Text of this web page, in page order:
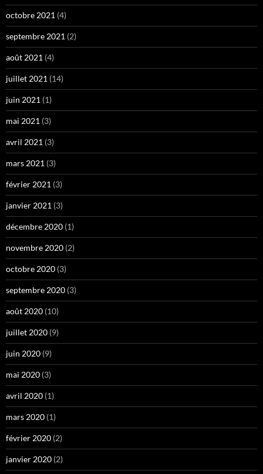
octobre 2021 (4)
septembre 2021 (2)
août 2021 (4)
juillet 2021 (14)
juin 2021 (1)
mai 2021 (3)
avril 2021 (3)
mars 2021 (3)
février 2021 (3)
janvier 2021 (3)
décembre 2020 (1)
novembre 2020 (2)
octobre 2020 (3)
septembre 2020 (3)
août 2020 (10)
juillet 2020 (9)
juin 2020 (9)
mai 2020 (3)
avril 2020 (1)
mars 2020 (1)
février 2020 (2)
janvier 2020 (2)